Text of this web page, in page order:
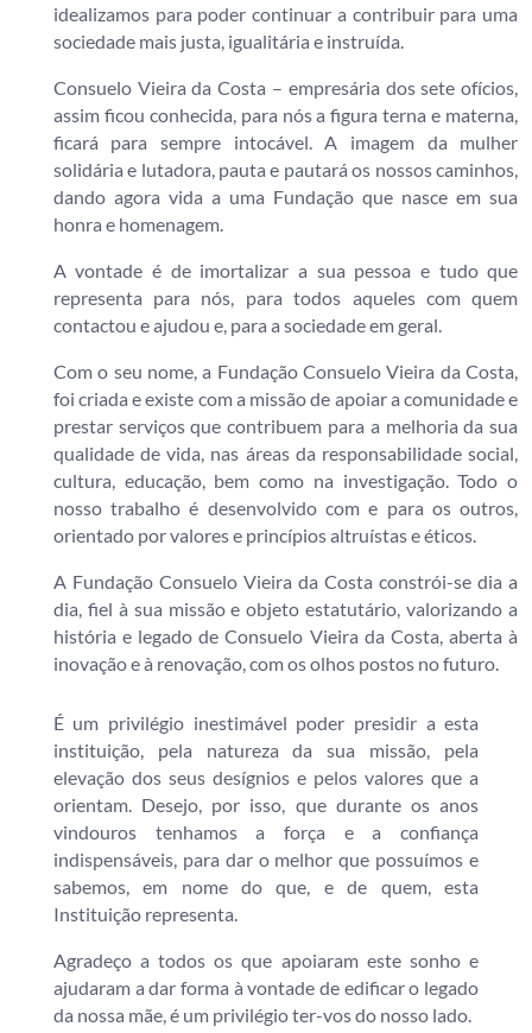
idealizamos para poder continuar a contribuir para uma
sociedade mais justa, igualitária e instruída.
Consuelo Vieira da Costa – empresária dos sete ofícios,
assim ficou conhecida, para nós a figura terna e materna,
ficará para sempre intocável. A imagem da mulher
solidária e lutadora, pauta e pautará os nossos caminhos,
dando agora vida a uma Fundação que nasce em sua
honra e homenagem.
A vontade é de imortalizar a sua pessoa e tudo que
representa para nós, para todos aqueles com quem
contactou e ajudou e, para a sociedade em geral.
Com o seu nome, a Fundação Consuelo Vieira da Costa,
foi criada e existe com a missão de apoiar a comunidade e
prestar serviços que contribuem para a melhoria da sua
qualidade de vida, nas áreas da responsabilidade social,
cultura, educação, bem como na investigação. Todo o
nosso trabalho é desenvolvido com e para os outros,
orientado por valores e princípios altruístas e éticos.
A Fundação Consuelo Vieira da Costa constrói-se dia a
dia, fiel à sua missão e objeto estatutário, valorizando a
história e legado de Consuelo Vieira da Costa, aberta à
inovação e à renovação, com os olhos postos no futuro.
É um privilégio inestimável poder presidir a esta
instituição, pela natureza da sua missão, pela
elevação dos seus desígnios e pelos valores que a
orientam. Desejo, por isso, que durante os anos
vindouros tenhamos a força e a confiança
indispensáveis, para dar o melhor que possuímos e
sabemos, em nome do que, e de quem, esta
Instituição representa.
Agradeço a todos os que apoiaram este sonho e
ajudaram a dar forma à vontade de edificar o legado
da nossa mãe, é um privilégio ter-vos do nosso lado.